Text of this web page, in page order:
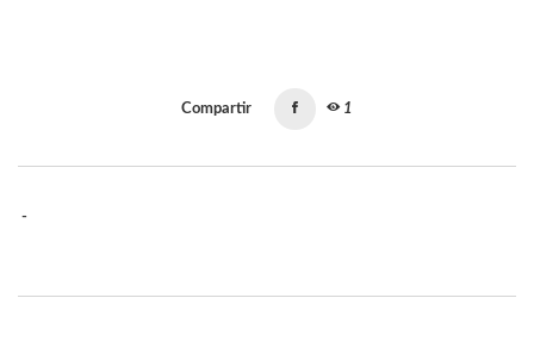
Compartir 1
-